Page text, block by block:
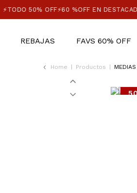
⚡TODO 50% OFF⚡60 %OFF EN
REBAJAS FAVS 60% OFF
Home Productos